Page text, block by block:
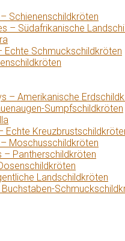
Schienenschildkröten
– Südafrikanische
Echte Schmuckschildkröten
– Amerikanische
Sumpfschildkröten
Echte
Moschusschildkröten
– Pantherschildkröten
Landschildkröten